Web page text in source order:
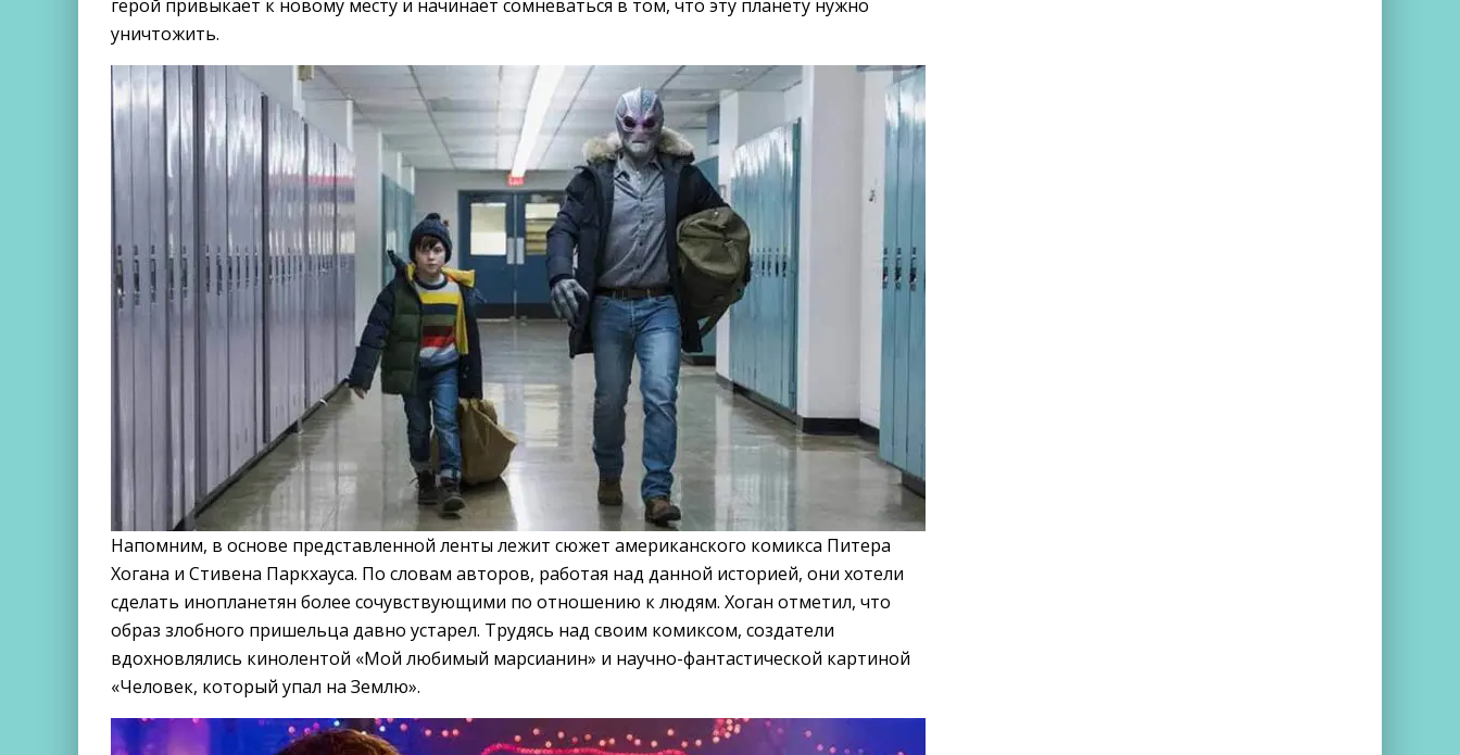
герой привыкает к новому месту и начинает сомневаться в том, что эту планету нужно
уничтожить.
Напомним, в основе представленной ленты лежит сюжет американского комикса Питера
Хогана и Стивена Паркхауса. По словам авторов, работая над данной историей, они хотели
сделать инопланетян более сочувствующими по отношению к людям. Хоган отметил, что
образ злобного пришельца давно устарел. Трудясь над своим комиксом, создатели
вдохновлялись кинолентой «Мой любимый марсианин» и научно-фантастической картиной
«Человек, который упал на Землю».